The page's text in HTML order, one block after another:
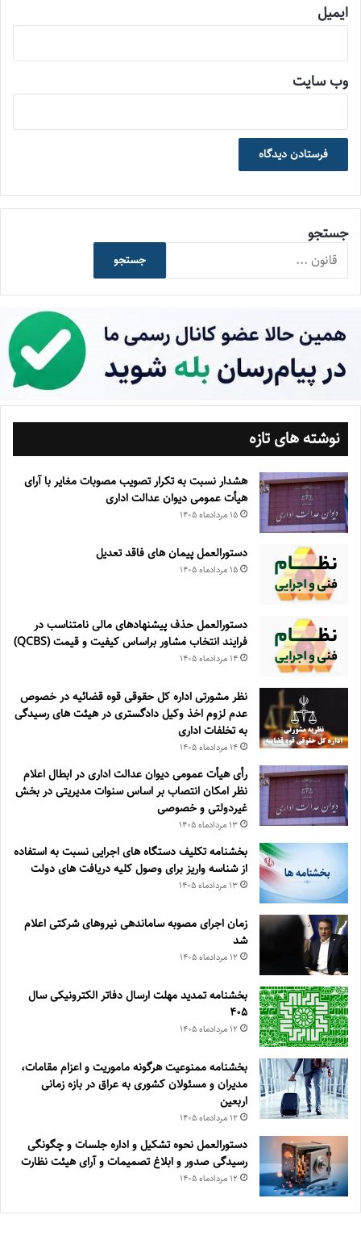
ایمیل
وب‌ سایت
جستجو
جستجو
نوشته های تازه
هشدار نسبت به تکرار تصویب مصوبات مغایر با آرای
هیأت عمومی دیوان عدالت اداری
۱۵ مرداد‌ماه ۱۴۰۵
دستورالعمل پیمان های فاقد تعدیل
۱۵ مرداد‌ماه ۱۴۰۵
دستورالعمل حذف پيشنهادهای مالی نامتناسب در
فرايند انتخاب مشاور براساس كيفيت و قيمت (QCBS)
۱۴ مرداد‌ماه ۱۴۰۵
نظر مشورتی اداره کل حقوقی قوه قضائیه در خصوص
عدم لزوم اخذ وکیل دادگستری در هیئت های رسیدگی
به تخلفات اداری
۱۴ مرداد‌ماه ۱۴۰۵
رأی هیأت عمومی دیوان عدالت اداری در ابطال اعلام
نظر امکان انتصاب بر اساس سنوات مدیریتی در بخش
غیردولتی و خصوصی
۱۳ مرداد‌ماه ۱۴۰۵
بخشنامه تکلیف دستگاه های اجرایی نسبت به استفاده
از شناسه واریز برای وصول کلیه دریافت های دولت
۱۳ مرداد‌ماه ۱۴۰۵
زمان اجرای مصوبه ساماندهی نیروهای شرکتی اعلام
شد
۱۲ مرداد‌ماه ۱۴۰۵
بخشنامه تمدید مهلت ارسال دفاتر الکترونیکی سال
۴۰۵
۱۲ مرداد‌ماه ۱۴۰۵
بخشنامه ممنوعیت هرگونه ماموریت و اعزام مقامات،
مدیران و مسئولان کشوری به عراق در بازه زمانی
اربعین
۱۲ مرداد‌ماه ۱۴۰۵
دستورالعمل نحوه تشکیل و اداره جلسات و چگونگی
رسیدگی صدور و ‏ابلاغ تصمیمات و‎ ‎آرای هیئت نظارت
۱۲ مرداد‌ماه ۱۴۰۵